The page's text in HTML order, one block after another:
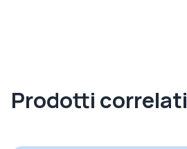
Prodotti correlati